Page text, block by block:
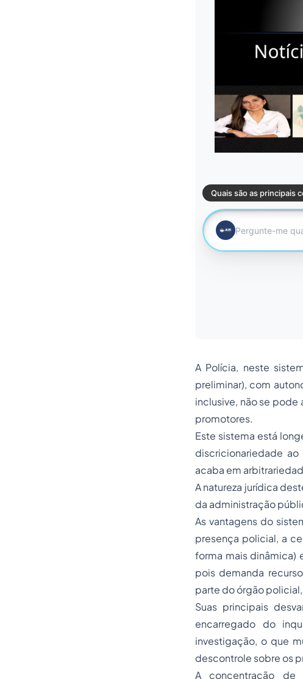
A Polícia, neste
preliminar), com
inclusive, não se pode
promotores.
Este sistema está
discricionariedade ao
acaba em
A natureza jurídica
da administração
As vantagens do
presença policial, a
forma mais dinâmica)
pois demanda
parte do órgão
Suas principais
encarregado do
investigação, o que
descontrole sobre os
A concentração de